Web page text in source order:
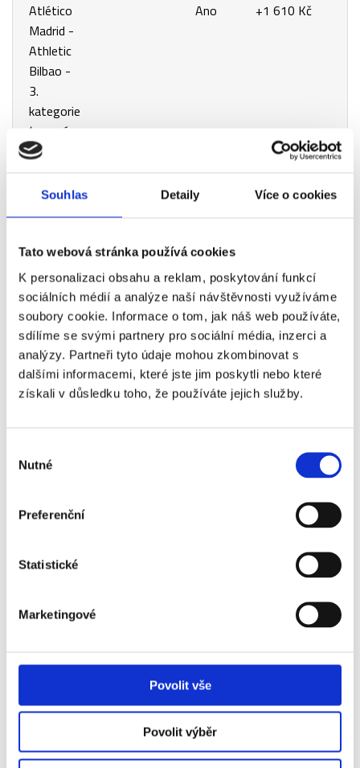
Souhlas Detaily Více o cookies
Tato webová stránka používá cookies
K personalizaci obsahu a reklam, poskytování funkcí
sociálních médií a analýze naší návštěvnosti využíváme
soubory cookie. Informace o tom, jak náš web používáte,
sdílíme se svými partnery pro sociální média, inzerci a
analýzy. Partneři tyto údaje mohou zkombinovat s
dalšími informacemi, které jste jim poskytli nebo které
získali v důsledku toho, že používáte jejich služby.
souhlasu
Nutné
Preferenční
Statistické
Marketingové
Povolit vše
Povolit výběr
Atlético
Madrid -
Athletic
Bilbao -
3.
kategorie
(sezení
ve trojici)
Ano +1 610 Kč
Madrid -
Athletic
2.
kategorie
Atlético
Madrid -
Athletic
Bilbao -
1.
Ano +2 400 Kč
Athletic
4.
+2 560 Kč
Atlético
Bilbao -
kategorie
107
+3 000 Kč